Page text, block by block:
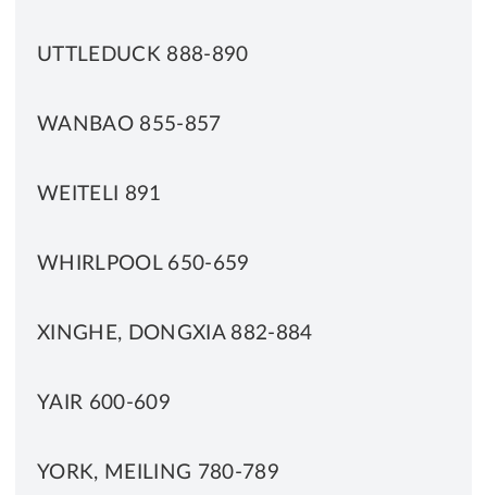
UTTLEDUCK 888-890
WANBAO 855-857
WEITELI 891
WHIRLPOOL 650-659
XINGHE, DONGXIA 882-884
YAIR 600-609
YORK, MEILING 780-789